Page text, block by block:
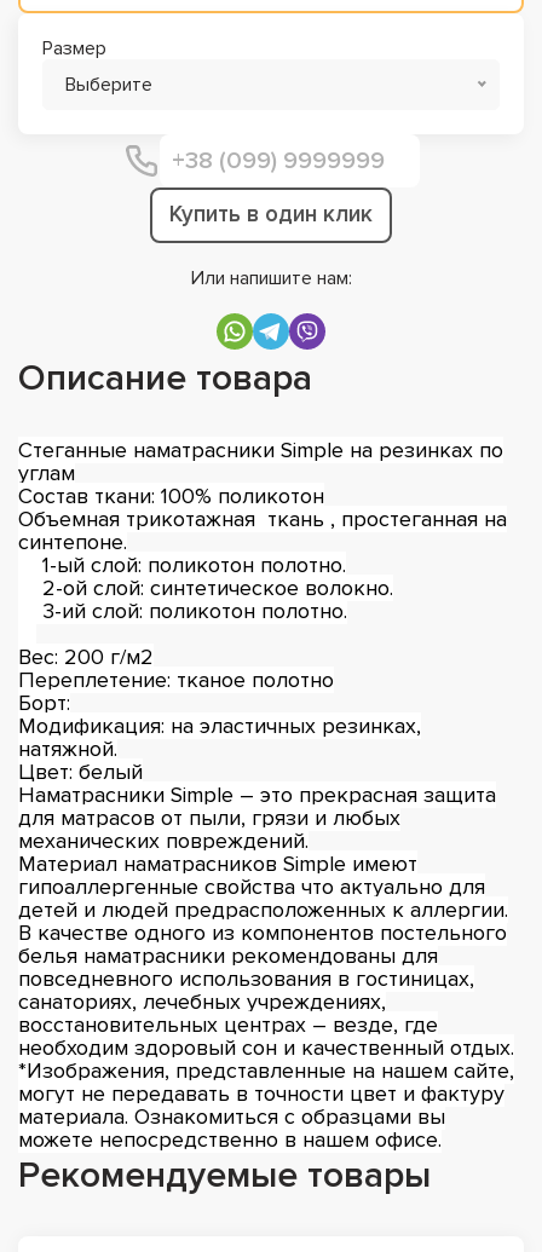
Размер
Выберите
Купить в один клик
Или напишите нам:
Описание товара
Стеганные наматрасники Simple на резинках по
углам
Состав ткани: 100% поликотон
Объемная трикотажная ткань , простеганная на
синтепоне.
1-ый слой: поликотон полотно.
2-ой слой: синтетическое волокно.
3-ий слой: поликотон полотно.
Вес: 200 г/м2
Переплетение: тканое полотно
Борт:
Модификация: на эластичных резинках,
натяжной.
Цвет: белый
Наматрасники Simple – это прекрасная защита
для матрасов от пыли, грязи и любых
механических повреждений.
Материал наматрасников Simple имеют
гипоаллергенные свойства что актуально для
детей и людей предрасположенных к аллергии.
В качестве одного из компонентов постельного
белья наматрасники рекомендованы для
повседневного использования в гостиницах,
санаториях, лечебных учреждениях,
восстановительных центрах – везде, где
необходим здоровый сон и качественный отдых.
*Изображения, представленные на нашем сайте,
могут не передавать в точности цвет и фактуру
материала. Ознакомиться с образцами вы
можете непосредственно в нашем офисе.
Рекомендуемые товары